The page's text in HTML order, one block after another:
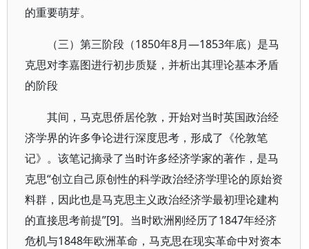
的重要萌芽。
（三）第三阶段（1850年8月—1853年底）是马
克思对李嘉图进行初步质疑，并析出其理论基本矛盾
的阶段
其间，马克思侨居伦敦，开始对当时英国政治经
济学界的许多争论进行深度思考，形成了《伦敦笔
记》。该笔记摘录了当时许多经济学家的著作，是马
克思“创立自己原创性的科学政治经济学理论的原始资
料群，因此也是马克思主义政治经济学最初理论建构
的直接思考前提”[9]。当时欧洲刚经历了1847年经济
危机与1848年欧洲革命，马克思在现实革命中对资本